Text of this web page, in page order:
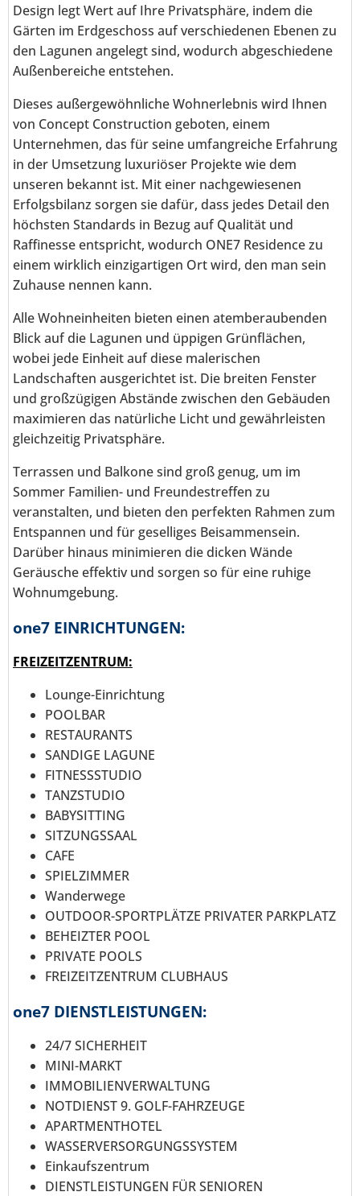
Design legt Wert auf Ihre Privatsphäre, indem die
Gärten im Erdgeschoss auf verschiedenen Ebenen zu
den Lagunen angelegt sind, wodurch abgeschiedene
Außenbereiche entstehen.
Dieses außergewöhnliche Wohnerlebnis wird Ihnen
von Concept Construction geboten, einem
Unternehmen, das für seine umfangreiche Erfahrung
in der Umsetzung luxuriöser Projekte wie dem
unseren bekannt ist. Mit einer nachgewiesenen
Erfolgsbilanz sorgen sie dafür, dass jedes Detail den
höchsten Standards in Bezug auf Qualität und
Raffinesse entspricht, wodurch ONE7 Residence zu
einem wirklich einzigartigen Ort wird, den man sein
Zuhause nennen kann.
Alle Wohneinheiten bieten einen atemberaubenden
Blick auf die Lagunen und üppigen Grünflächen,
wobei jede Einheit auf diese malerischen
Landschaften ausgerichtet ist. Die breiten Fenster
und großzügigen Abstände zwischen den Gebäuden
maximieren das natürliche Licht und gewährleisten
gleichzeitig Privatsphäre.
Terrassen und Balkone sind groß genug, um im
Sommer Familien- und Freundestreffen zu
veranstalten, und bieten den perfekten Rahmen zum
Entspannen und für geselliges Beisammensein.
Darüber hinaus minimieren die dicken Wände
Geräusche effektiv und sorgen so für eine ruhige
Wohnumgebung.
one7 EINRICHTUNGEN:
FREIZEITZENTRUM:
Lounge-Einrichtung
POOLBAR
RESTAURANTS
SANDIGE LAGUNE
FITNESSSTUDIO
TANZSTUDIO
BABYSITTING
SITZUNGSSAAL
CAFE
SPIELZIMMER
Wanderwege
OUTDOOR-SPORTPLÄTZE PRIVATER PARKPLATZ
BEHEIZTER POOL
PRIVATE POOLS
FREIZEITZENTRUM CLUBHAUS
one7 DIENSTLEISTUNGEN:
24/7 SICHERHEIT
MINI-MARKT
IMMOBILIENVERWALTUNG
NOTDIENST 9. GOLF-FAHRZEUGE
APARTMENTHOTEL
WASSERVERSORGUNGSSYSTEM
Einkaufszentrum
DIENSTLEISTUNGEN FÜR SENIOREN